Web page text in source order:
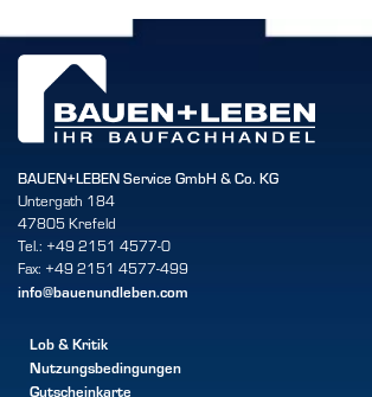
BAUEN+LEBEN Service GmbH & Co. KG
Untergath 184
47805 Krefeld
Tel.: +49 2151 4577-0
Fax: +49 2151 4577-499
info@bauenundleben.com
Lob & Kritik
Nutzungsbedingungen
Gutscheinkarte